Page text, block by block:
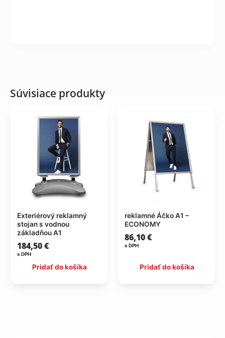
Súvisiace produkty
Exteriérový reklamný
stojan s vodnou
základňou A1
184,50€
s DPH
Pridať do košíka
reklamné Áčko A1 –
ECONOMY
86,10€
s DPH
Pridať do košíka